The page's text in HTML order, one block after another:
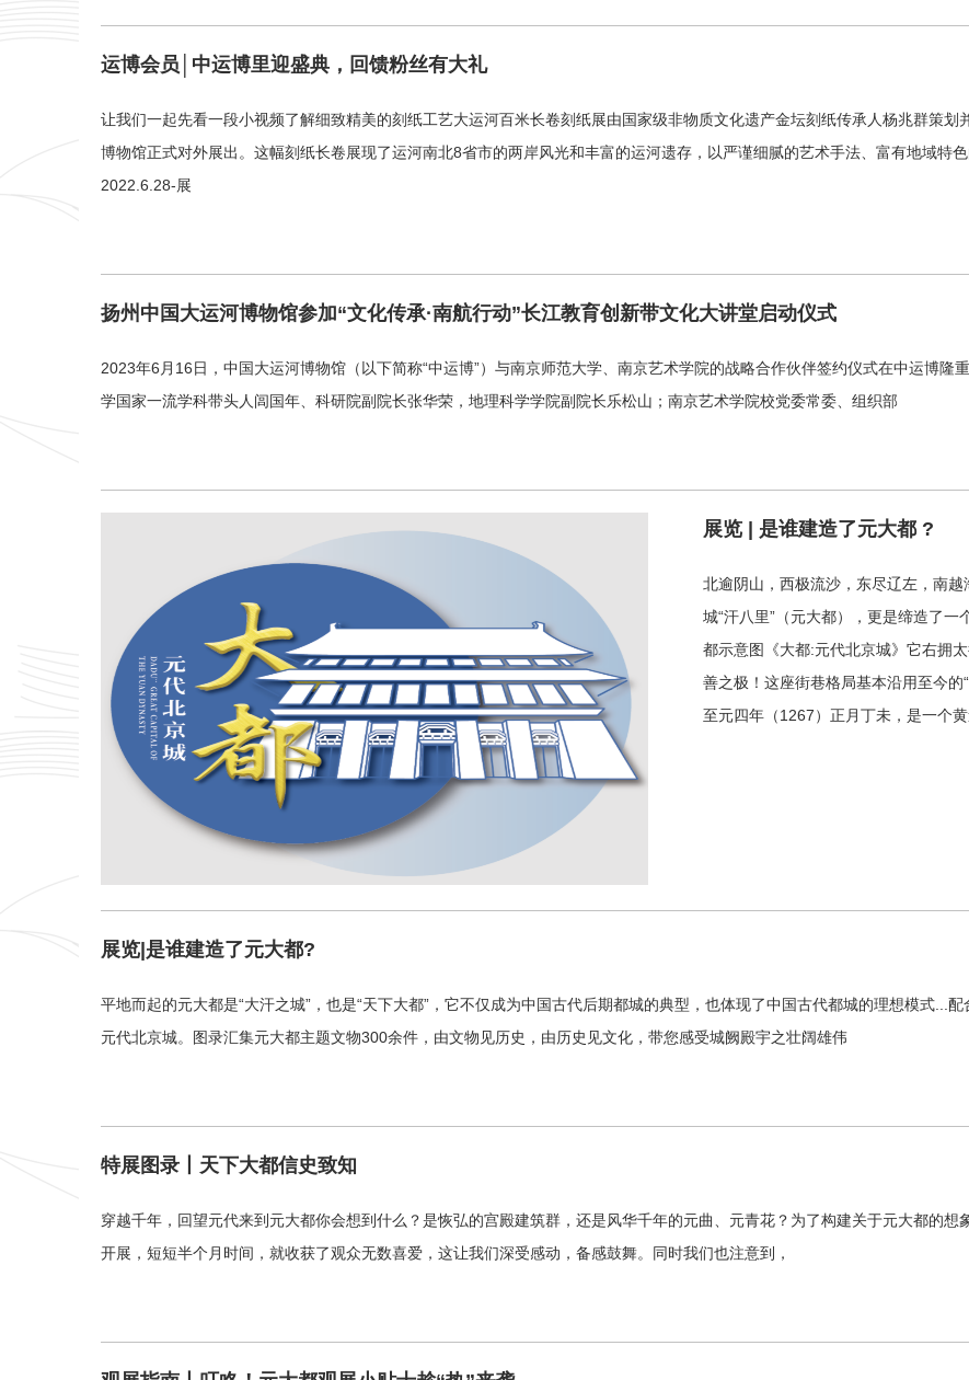
运博会员│中运博里迎盛典，回馈粉丝有大礼
让我们一起先看一段小视频了解细致精美的刻纸工艺大运河百米长卷刻纸展由国家级非物质文化遗产金坛刻纸传承人杨兆群策
博物馆正式对外展出。这幅刻纸长卷展现了运河南北8省市的两岸风光和丰富的运河遗存，以严谨细腻的艺术手法、富有地域特
2022.6.28-展
扬州中国大运河博物馆参加“文化传承·南航行动”长江教育创新带文化大讲堂启动仪式
2023年6月16日，中国大运河博物馆（以下简称“中运博”）与南京师范大学、南京艺术学院的战略合作伙伴签约仪式在中运博隆
学国家一流学科带头人闾国年、科研院副院长张华荣，地理科学学院副院长乐松山；南京艺术学院校党委常委、组织部
展览 | 是谁建造了元大都 ?
北逾阴山，西极流沙，东尽辽左，南
城“汗八里”（元大都），更是缔造了
都示意图《大都:元代北京城》它右拥
善之极！这座街巷格局基本沿用至今
至元四年（1267）正月丁未，是一个
展览|是谁建造了元大都?
平地而起的元大都是“大汗之城”，也是“天下大都”，它不仅成为中国古代后期都城的典型，也体现了中国古代都城的理想模式...
元代北京城。图录汇集元大都主题文物300余件，由文物见历史，由历史见文化，带您感受城阙殿宇之壮阔雄伟
特展图录丨天下大都信史致知
穿越千年，回望元代来到元大都你会想到什么？是恢弘的宫殿建筑群，还是风华千年的元曲、元青花？为了构建关于元大都的想
开展，短短半个月时间，就收获了观众无数喜爱，这让我们深受感动，备感鼓舞。同时我们也注意到，